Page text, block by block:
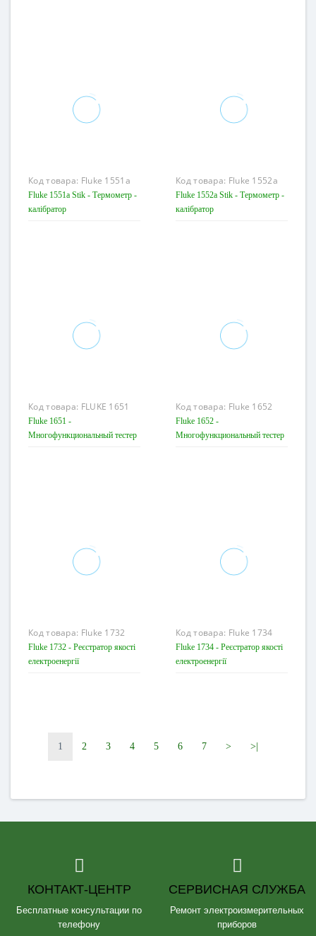
Код товара: Fluke 1551a
Stik
Fluke 1551a Stik - Термометр -
калібратор
Код товара: Fluke 1552a
Stik
Fluke 1552a Stik - Термометр -
калібратор
Код товара: FLUKE 1651
Fluke 1651 -
Многофункциональный тестер
Код товара: Fluke 1652
Fluke 1652 -
Многофункциональный тестер
Код товара: Fluke 1732
Fluke 1732 - Реєстратор якості
електроенергії
Код товара: Fluke 1734
Fluke 1734 - Реєстратор якості
електроенергії
1 2 3 4 5 6 7 > >|
КОНТАКТ-ЦЕНТР
Бесплатные консультации по
телефону
СЕРВИСНАЯ СЛУЖБА
Ремонт электроизмерительных
приборов